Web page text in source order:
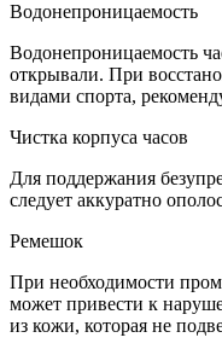
Водонепроницаемость
Водонепроницаемость
открывали. При
видами спорта,
Чистка корпуса часов
Для поддержания
следует аккуратно
Ремешок
При необходимости
может привести к
из кожи, которая не